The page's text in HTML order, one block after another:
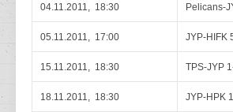
04.11.2011, 18:30 Pelicans-
05.11.2011, 17:00 JYP-HIFK
15.11.2011, 18:30 TPS-JYP
18.11.2011, 18:30 JYP-HPK